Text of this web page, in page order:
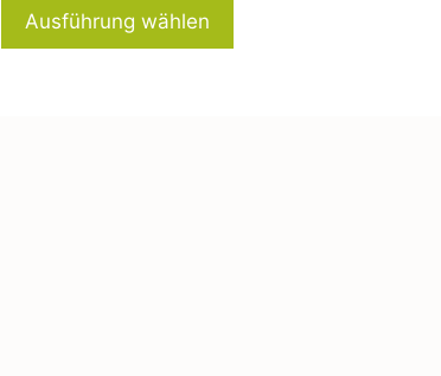
Ausführung wählen